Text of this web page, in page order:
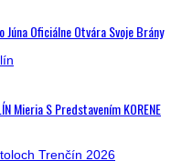
Oficiálne Otvára Svoje Brány
Mieria S Predstavením KORENE